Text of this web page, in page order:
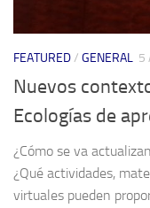
FEATURED/ GENERAL 5
Nuevos
Ecologías de
¿Cómo se va
¿Qué actividades,
virtuales pueden